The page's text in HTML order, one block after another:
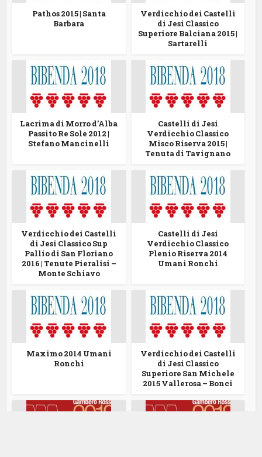
Pathos 2015 | Santa
Barbara
Verdicchio dei Castelli
di Jesi Classico
Superiore Balciana 2015 |
Sartarelli
Lacrima di Morro d’Alba
Passito Re Sole 2012 |
Stefano Mancinelli
Castelli di Jesi
Verdicchio Classico
Misco Riserva 2015 |
Tenuta di Tavignano
Verdicchio dei Castelli
di Jesi Classico Sup
Pallio di San Floriano
2016 | Tenute Pieralisi –
Monte Schiavo
Castelli di Jesi
Verdicchio Classico
Plenio Riserva 2014
Umani Ronchi
Maximo 2014 Umani
Ronchi
Verdicchio dei Castelli
di Jesi Classico
Superiore San Michele
2015 Vallerosa – Bonci